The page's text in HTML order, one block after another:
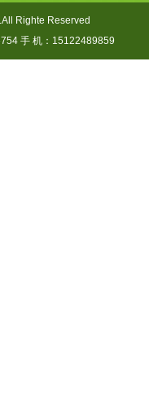
Righte Reserved
手 机：15122489859